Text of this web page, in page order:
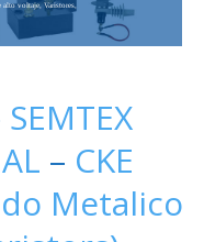
alto voltaje, Varistores,
SEMTEX
– CKE
Metalico